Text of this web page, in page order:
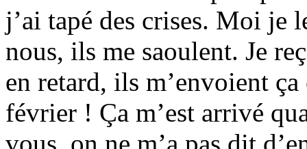
j’ai tapé des crises. Moi je
nous, ils me saoulent. Je
en retard, ils m’envoient
février ! Ça m’est arrivé
vous, on ne m’a pas dit